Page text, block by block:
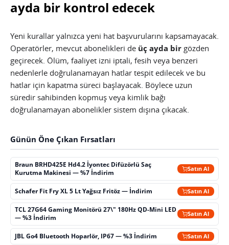
ayda bir kontrol edecek
Yeni kurallar yalnızca yeni hat başvurularını kapsamayacak.
Operatörler, mevcut abonelikleri de üç ayda bir gözden
geçirecek. Ölüm, faaliyet izni iptali, fesih veya benzeri
nedenlerle doğrulanamayan hatlar tespit edilecek ve bu
hatlar için kapatma süreci başlayacak. Böylece uzun
süredir sahibinden kopmuş veya kimlik bağı
doğrulanamayan abonelikler sistem dışına çıkacak.
Günün Öne Çıkan Fırsatları
Braun BRHD425E Hd4.2 İyontec Difüzörlü Saç
Kurutma Makinesi — %7 İndirim
Satın Al
Schafer Fit Fry XL 5 Lt Yağsız Fritöz — İndirim Satın Al
TCL 27G64 Gaming Monitörü 27\" 180Hz QD-Mini LED
— %3 İndirim
Satın Al
JBL Go4 Bluetooth Hoparlör, IP67 — %3 İndirim Satın Al